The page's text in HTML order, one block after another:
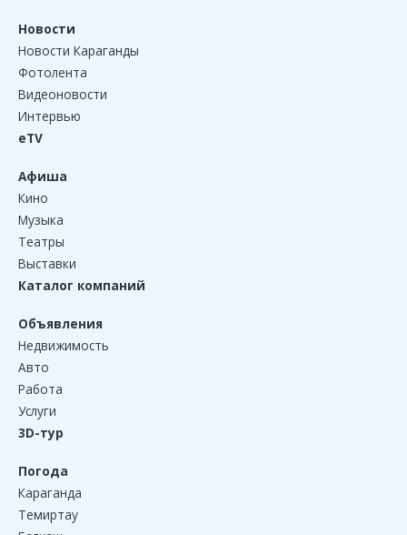
Новости
Новости Караганды
Фотолента
Видеоновости
Интервью
eTV
Афиша
Кино
Музыка
Театры
Выставки
Каталог компаний
Объявления
Недвижимость
Авто
Работа
Услуги
3D-тур
Погода
Караганда
Темиртау